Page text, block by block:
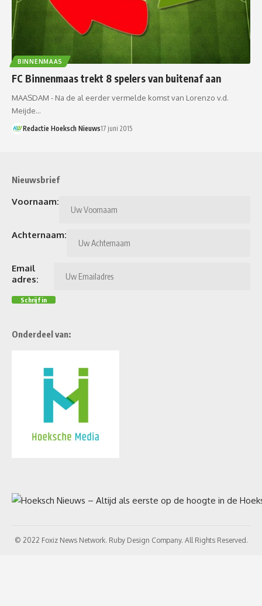
BINNENMAAS
FC Binnenmaas trekt 8 spelers van buitenaf aan
MAASDAM - Na de al eerder vermelde komst van Lorenzo v.d.
Meijde…
Redactie Hoeksch Nieuws17 juni 2015
Nieuwsbrief
Voornaam:
Achternaam:
Email
adres:
Onderdeel van:
© 2022 Foxiz News Network. Ruby Design Company. All Rights Reserved.